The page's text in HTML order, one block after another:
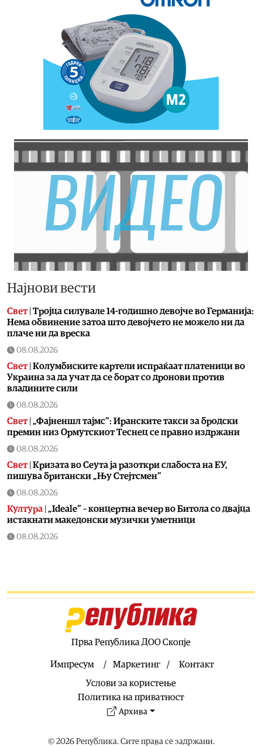
Најнови вести
Свет| Тројца силувале 14-годишно девојче во Германија:
Нема обвинение затоа што девојчето не можело ни да
плаче ни да вреска
08.08.2026
Свет| Колумбиските картели испраќаат платеници во
Украина за да учат да се борат со дронови против
владините сили
08.08.2026
Свет| „Фајненшл тајмс“: Иранските такси за бродски
премин низ Ормутскиот Теснец се правно издржани
08.08.2026
Свет| Кризата во Сеута ја разоткри слабостa на ЕУ,
пишува британски „Њу Стејтсмен“
08.08.2026
Култура „Ideale“ – концертна вечер во Битола со двајца
истакнати македонски музички уметници
08.08.2026
Култура|БИТ ФЕСТ добива изложба што не се гледа
само со очи, туку се доживува на посебен начин:
Крнчев и Најдоски одбележуваат 25 години заедничко
Хуманитарниот фестивал „Расплет“ викендов се
Во недела од Охрид почнува музичкиот
караван по повод 35 години од независноста на
Прва Република ДОО Скопје
Импресум Маркетинг
Контакт
Услови за користење
Политика на приватност
Архива
© 2026 Република. Сите права се задржани.